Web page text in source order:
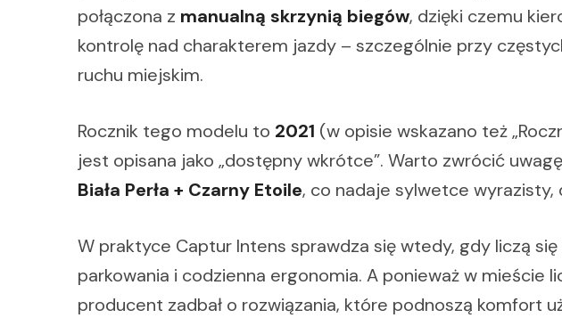
połączona z manualną skrzynią biegów, dzięki czemu
kontrolę nad charakterem jazdy – szczególnie przy
ruchu miejskim.
Rocznik tego modelu to 2021 (w opisie wskazano też
jest opisana jako „dostępny wkrótce”. Warto zwrócić
Biała Perła + Czarny Etoile, co nadaje sylwetce wyrazisty,
W praktyce Captur Intens sprawdza się wtedy, gdy liczą się
parkowania i codzienna ergonomia. A ponieważ w mieście
producent zadbał o rozwiązania, które podnoszą komfort